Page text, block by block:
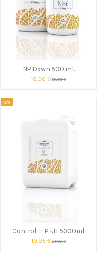
NP Down 500 ml.
18,00 €18,95 €
-5%
Control TFP kH 5000ml
19,95 €21,00 €